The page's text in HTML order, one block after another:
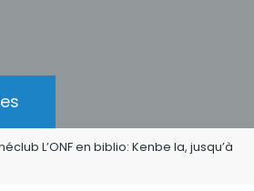
L’ONF en biblio: Kenbe la, jusqu’à